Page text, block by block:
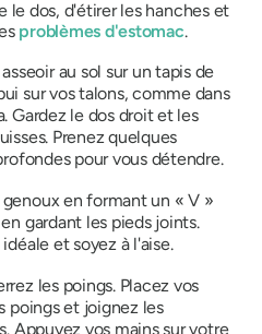
le dos, d'étirer les hanches et
problèmes d'estomac.
au sol sur un tapis de
sur vos talons, comme dans
. Gardez le dos droit et les
Prenez quelques
pour vous détendre.
en formant un « V »
gardant les pieds joints.
et soyez à l'aise.
les poings. Placez vos
poings et joignez les
Appuyez vos mains sur votre